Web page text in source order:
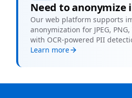
Need to anonymize
Our web platform supports
anonymization for JPEG,
with OCR-powered PII
Learn more